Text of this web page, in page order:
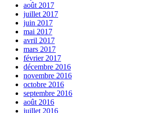
août 2017
juillet 2017
juin 2017
mai 2017
avril 2017
mars 2017
février 2017
décembre 2016
novembre 2016
octobre 2016
septembre 2016
août 2016
juillet 2016